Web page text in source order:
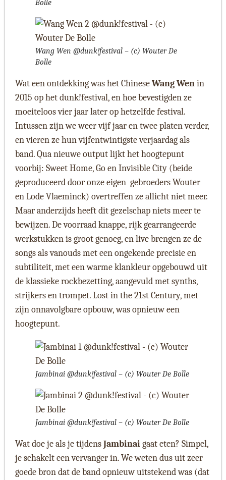
Bolle
Wang Wen @dunk!festival – (c) Wouter De
Bolle
Wat een ontdekking was het ChineseWang Wenin
2015 op het dunk!festival, en hoe bevestigden ze
moeiteloos vier jaar later op hetzelfde festival.
Intussen zijn we weer vijf jaar en twee platen verder,
en vieren ze hun vijfentwintigste verjaardag als
band. Qua nieuwe output lijkt het hoogtepunt
voorbij: Sweet Home, Go en Invisible City (beide
geproduceerd door onze eigen gebroeders Wouter
en Lode Vlaeminck) overtreffen ze allicht niet meer.
Maar anderzijds heeft dit gezelschap niets meer te
bewijzen. De voorraad knappe, rijk gearrangeerde
werkstukken is groot genoeg, en live brengen ze de
songs als vanouds met een ongekende precisie en
subtiliteit, met een warme klankleur opgebouwd uit
de klassieke rockbezetting, aangevuld met synths,
strijkers en trompet. Lost in the 21st Century, met
zijn onnavolgbare opbouw, was opnieuw een
hoogtepunt.
Jambinai @dunk!festival – (c) Wouter De Bolle
Jambinai @dunk!festival – (c) Wouter De Bolle
Wat doe je als je tijdensJambinaigaat eten? Simpel,
je schakelt een vervanger in. We weten dus uit zeer
goede bron dat de band opnieuw uitstekend was (dat